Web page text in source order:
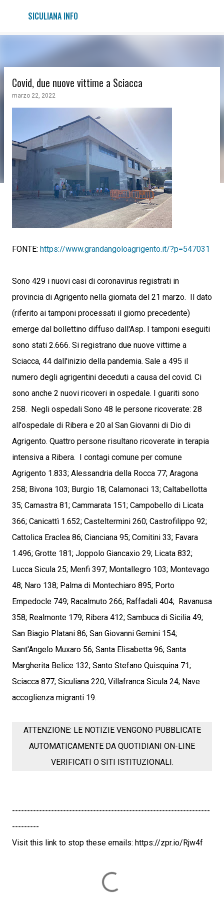
Passa ai contenuti principali
SICULIANA INFO
Covid, due nuove vittime a Sciacca
marzo 22, 2022
FONTE: https://www.grandangoloagrigento.it/?p=547031
Sono 429 i nuovi casi di coronavirus registrati in
provincia di Agrigento nella giornata del 21 marzo. Il dato
(riferito ai tamponi processati il giorno precedente)
emerge dal bollettino diffuso dall'Asp. I tamponi eseguiti
sono stati 2.666. Si registrano due nuove vittime a
Sciacca, 44 dall'inizio della pandemia. Sale a 495 il
numero degli agrigentini deceduti a causa del covid. Ci
sono anche 2 nuovi ricoveri in ospedale. I guariti sono
258. Negli ospedali Sono 48 le persone ricoverate: 28
all'ospedale di Ribera e 20 al San Giovanni di Dio di
Agrigento. Quattro persone risultano ricoverate in terapia
intensiva a Ribera. I contagi comune per comune
Agrigento 1.833; Alessandria della Rocca 77; Aragona
258; Bivona 103; Burgio 18; Calamonaci 13; Caltabellotta
35; Camastra 81; Cammarata 151; Campobello di Licata
366; Canicattì 1.652; Casteltermini 260; Castrofilippo 92;
Cattolica Eraclea 86; Cianciana 95; Comitini 33; Favara
1.496; Grotte 181; Joppolo Giancaxio 29; Licata 832;
Lucca Sicula 25; Menfi 397; Montallegro 103; Montevago
48; Naro 138; Palma di Montechiaro 895; Porto
Empedocle 749; Racalmuto 266; Raffadali 404; Ravanusa
358; Realmonte 179; Ribera 412; Sambuca di Sicilia 49;
San Biagio Platani 86; San Giovanni Gemini 154;
Sant'Angelo Muxaro 56; Santa Elisabetta 96; Santa
Margherita Belice 132; Santo Stefano Quisquina 71;
Sciacca 877; Siculiana 220; Villafranca Sicula 24; Nave
accoglienza migranti 19.
ATTENZIONE: LE NOTIZIE VENGONO PUBBLICATE
AUTOMATICAMENTE DA QUOTIDIANI ON-LINE
VERIFICATI O SITI ISTITUZIONALI.
------------------------------------------------------------------
---------
Visit this link to stop these emails: https://zpr.io/Rjw4f